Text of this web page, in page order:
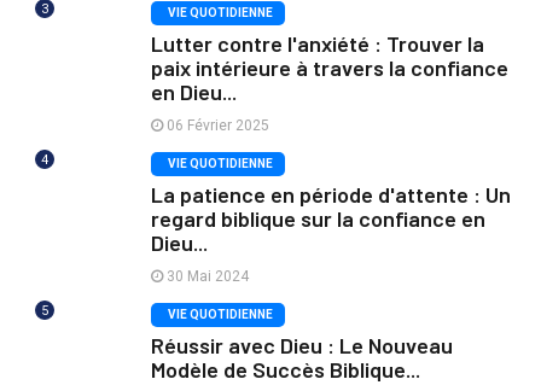
3 VIE QUOTIDIENNE
Lutter contre l'anxiété : Trouver la
paix intérieure à travers la confiance
en Dieu...
06 Février 2025
4 VIE QUOTIDIENNE
La patience en période d'attente : Un
regard biblique sur la confiance en
Dieu...
30 Mai 2024
5 VIE QUOTIDIENNE
Réussir avec Dieu : Le Nouveau
Modèle de Succès Biblique...